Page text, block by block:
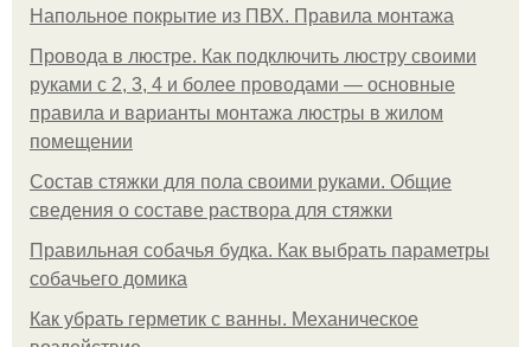
Напольное покрытие из ПВХ. Правила монтажа
Провода в люстре. Как подключить люстру своими
руками с 2, 3, 4 и более проводами — основные
правила и варианты монтажа люстры в жилом
помещении
Состав стяжки для пола своими руками. Общие
сведения о составе раствора для стяжки
Правильная собачья будка. Как выбрать параметры
собачьего домика
Как убрать герметик с ванны. Механическое